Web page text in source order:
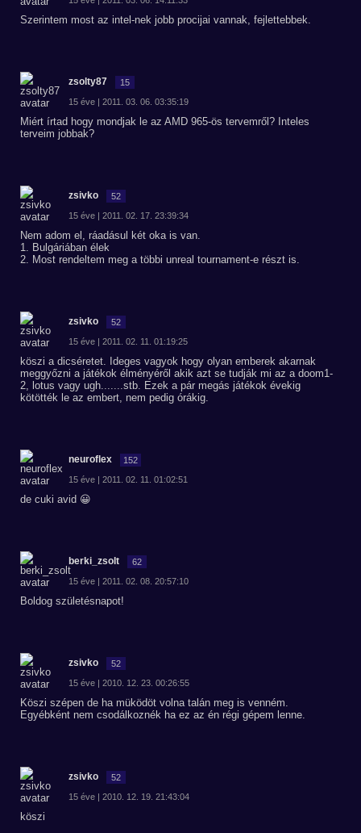
Szerintem most az intel-nek jobb procijai vannak, fejlettebbek.
zsolty87 15
15 éve | 2011. 03. 06. 03:35:19
Miért írtad hogy mondjak le az AMD 965-ös tervemről? Inteles
terveim jobbak?
zsivko 52
15 éve | 2011. 02. 17. 23:39:34
Nem adom el, ráadásul két oka is van.
1. Bulgáriában élek
2. Most rendeltem meg a többi unreal tournament-e részt is.
zsivko 52
15 éve | 2011. 02. 11. 01:19:25
köszi a dicséretet. Ideges vagyok hogy olyan emberek akarnak
meggyőzni a játékok élményéről akik azt se tudják mi az a doom1-
2, lotus vagy ugh.......stb. Ezek a pár megás játékok évekig
kötötték le az embert, nem pedig órákig.
neuroflex 152
15 éve | 2011. 02. 11. 01:02:51
de cuki avid 😀
berki_zsolt 62
15 éve | 2011. 02. 08. 20:57:10
Boldog születésnapot!
zsivko 52
15 éve | 2010. 12. 23. 00:26:55
Köszi szépen de ha müködöt volna talán meg is venném.
Egyébként nem csodálkoznék ha ez az én régi gépem lenne.
zsivko 52
15 éve | 2010. 12. 19. 21:43:04
köszi